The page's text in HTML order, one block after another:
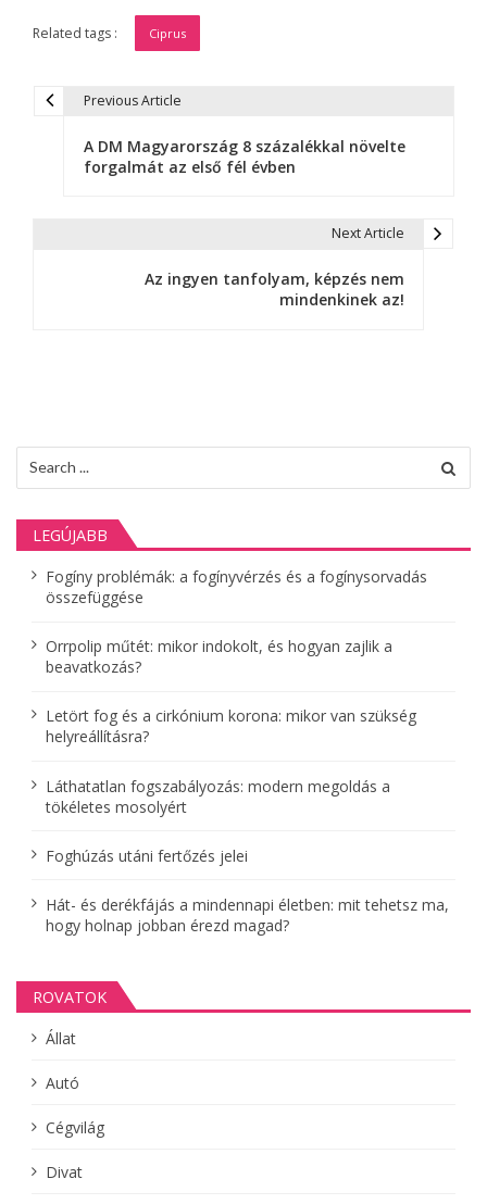
Related tags : Ciprus
n
a
v
i
á
c
ó
Previous Article
A DM Magyarország 8 százalékkal növelte
forgalmát az első fél évben
Next Article
Az ingyen tanfolyam, képzés nem
mindenkinek az!
for:
LEGÚJABB
Fogíny problémák: a fogínyvérzés és a fogínysorvadás
összefüggése
Orrpolip műtét: mikor indokolt, és hogyan zajlik a
beavatkozás?
Letört fog és a cirkónium korona: mikor van szükség
helyreállításra?
Láthatatlan fogszabályozás: modern megoldás a
tökéletes mosolyért
Foghúzás utáni fertőzés jelei
Hát- és derékfájás a mindennapi életben: mit tehetsz ma,
hogy holnap jobban érezd magad?
ROVATOK
Állat
Autó
Cégvilág
Divat